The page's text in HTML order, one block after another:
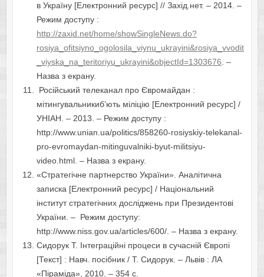
в Україну [Електронний ресурс] // Захід.нет. – 2014. –
Режим доступу :
http://zaxid.net/home/showSingleNews.do?
rosiya_ofitsiyno_ogolosila_viynu_ukrayini&rosiya_vvodit
_viyska_na_teritoriyu_ukrayini&objectId=1303676. –
Назва з екрану.
Російський телеканал про Євромайдан :
мітингувальникибʼють міліцію [Електронний ресурс] /
УНІАН. – 2013. – Режим доступу :
http://www.unian.ua/politics/858260-rosiyskiy-telekanal-
pro-evromaydan-mitinguvalniki-byut-militsiyu-
video.html. – Назва з екрану.
«Стратегічне партнерство України». Аналітична
записка [Електронний ресурс] / Національний
інститут стратегічних досліджень при Президентові
України. – Режим доступу:
http://www.niss.gov.ua/articles/600/. – Назва з екрану.
Сидорук Т. Інтеграційні процеси в сучасній Європі
[Текст] : Навч. посібник / Т. Сидорук. – Львів : ЛА
«Піраміда», 2010. – 354 с.